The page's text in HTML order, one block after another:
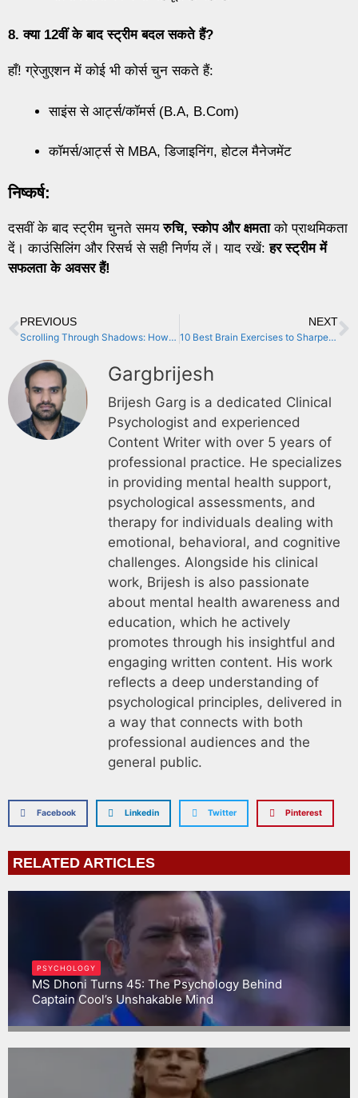
8. क्या 12वीं के बाद स्ट्रीम बदल सकते हैं?
हाँ! ग्रेजुएशन में कोई भी कोर्स चुन सकते हैं:
साइंस से आर्ट्स/कॉमर्स (B.A, B.Com)
कॉमर्स/आर्ट्स से MBA, डिजाइनिंग, होटल मैनेजमेंट
निष्कर्ष:
दसवीं के बाद स्ट्रीम चुनते समयरुचि, स्कोप और क्षमताको प्राथमिकता
दें। काउंसिलिंग और रिसर्च से सही निर्णय लें। याद रखें:हर स्ट्रीम में
सफलता के अवसर हैं!
PREVIOUS
Scrolling Through Shadows: How TikTok, Instagram, and Twitter Shape Self-Esteem, Anxiety, and Body Image
NEXT
10 Best Brain Exercises to Sharpen Your Mind Daily
Gargbrijesh
Brijesh Garg is a dedicated Clinical
Psychologist and experienced
Content Writer with over 5 years of
professional practice. He specializes
in providing mental health support,
psychological assessments, and
therapy for individuals dealing with
emotional, behavioral, and cognitive
challenges. Alongside his clinical
work, Brijesh is also passionate
about mental health awareness and
education, which he actively
promotes through his insightful and
engaging written content. His work
reflects a deep understanding of
psychological principles, delivered in
a way that connects with both
professional audiences and the
general public.
Facebook Linkedin Twitter Pinterest
RELATED ARTICLES
PSYCHOLOGY
MS Dhoni Turns 45: The Psychology Behind
Captain Cool’s Unshakable Mind
Gargbrijesh